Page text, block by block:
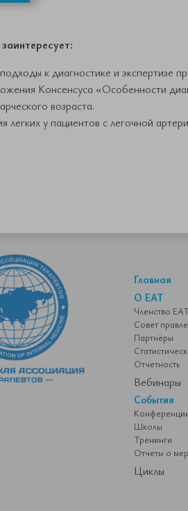
к диагностике и экспертизе
Консенсуса «Особенности
возраста.
легких у пациентов с легочной
Главная
О ЕАТ
Членство ЕАТ
Совет
Партнёры
Отчетность
Вебинары
События
Школы
Тренинги
Отчеты о
Циклы